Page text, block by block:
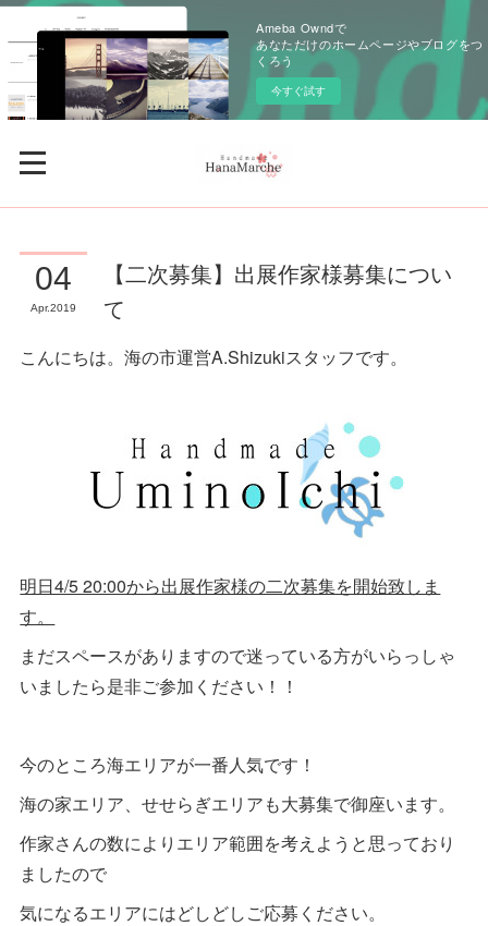
Ameba Owndで
あなただけのホームページやブログをつ
くろう
今すぐ試す
04
Apr 2019
【二次募集】出展作家様募集につい
て
こんにちは。海の市運営A.Shizukiスタッフです。
明日4/5 20:00から出展作家様の二次募集を開始致しま
す。
まだスペースがありますので迷っている方がいらっしゃ
いましたら是非ご参加ください！！
今のところ海エリアが一番人気です！
海の家エリア、せせらぎエリアも大募集で御座います。
作家さんの数によりエリア範囲を考えようと思っており
ましたので
気になるエリアにはどしどしご応募ください。